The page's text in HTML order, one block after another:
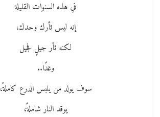
في هذه السنوات القليلة
إنه ليس ثأرك وحدك،
لكنه ثأر جيلٍ فجيل
وغدًا..
سوف يولد من يلبس الدرع كاملةً،
يوقد النار شاملةً،